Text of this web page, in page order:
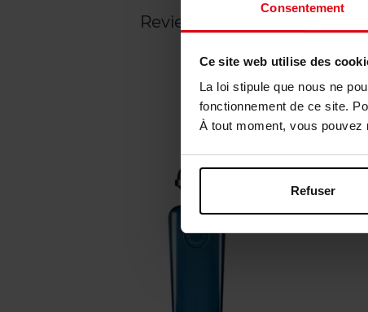
Consentement
Ce site web utilise des
La loi stipule que nous ne
fonctionnement de ce site.
À tout moment, vous
Refuser
Review